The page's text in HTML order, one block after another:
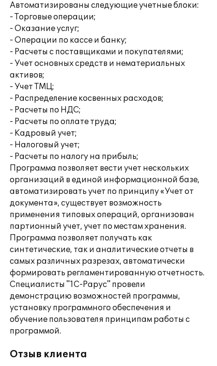
Автоматизированы следующие учетные блоки:
- Торговые операции;
- Оказание услуг;
- Операции по кассе и банку;
- Расчеты с поставщиками и покупателями;
- Учет основных средств и нематериальных
активов;
- Учет ТМЦ;
- Распределение косвенных расходов;
- Расчеты по НДС;
- Расчеты по оплате труда;
- Кадровый учет;
- Налоговый учет;
- Расчеты по налогу на прибыль;
Программа позволяет вести учет нескольких
организаций в единой информационной базе,
автоматизировать учет по принципу «Учет от
документа», существует возможность
применения типовых операций, организован
партионный учет, учет по местам хранения.
Программа позволяет получать как
синтетические, так и аналитические отчеты в
самых различных разрезах, автоматически
формировать регламентированную отчетность.
Специалисты "1С-Рарус" провели
демонстрацию возможностей программы,
установку программного обеспечения и
обучение пользователя принципам работы с
программой.
Отзыв клиента